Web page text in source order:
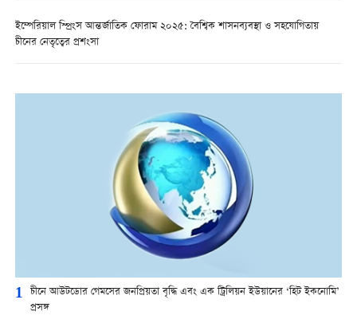
ইম্পেরিয়াল স্প্রিংস আন্তর্জাতিক ফোরাম ২০২৫: বৈশ্বিক শাসনব্যবস্থা ও সহযোগিতায়
চীনের নেতৃত্বের প্রশংসা
1 চীনে আউটডোর গেমসের জনপ্রিয়তা বৃদ্ধি এবং এক ট্রিলিয়ন ইউয়ানের ‘হিট ইকনোমি’
প্রসঙ্গ